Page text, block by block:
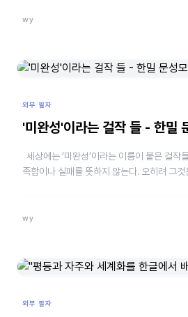
wy
외부 필자
'미완성'이라는 걸작 들 - 한밀
세상에는 ‘미완성’이라는 이름이 붙은 걸
족함이나 실패를 뜻하지 않는다. 오히려 그
wy
외부 필자